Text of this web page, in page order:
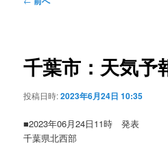
ゲ
ー
ョ
千葉市：天気予
投稿日時:2023年6月24日 10:35
■2023年06月24日11時 発表
千葉県北西部